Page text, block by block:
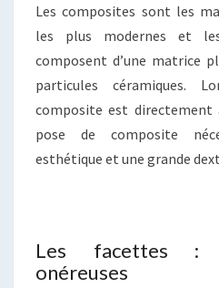
Les composites sont les
les plus modernes et
composent d’une matrice
particules céramiques.
composite est directement
pose de composite
esthétique et une grande
Les facettes :
onéreuses